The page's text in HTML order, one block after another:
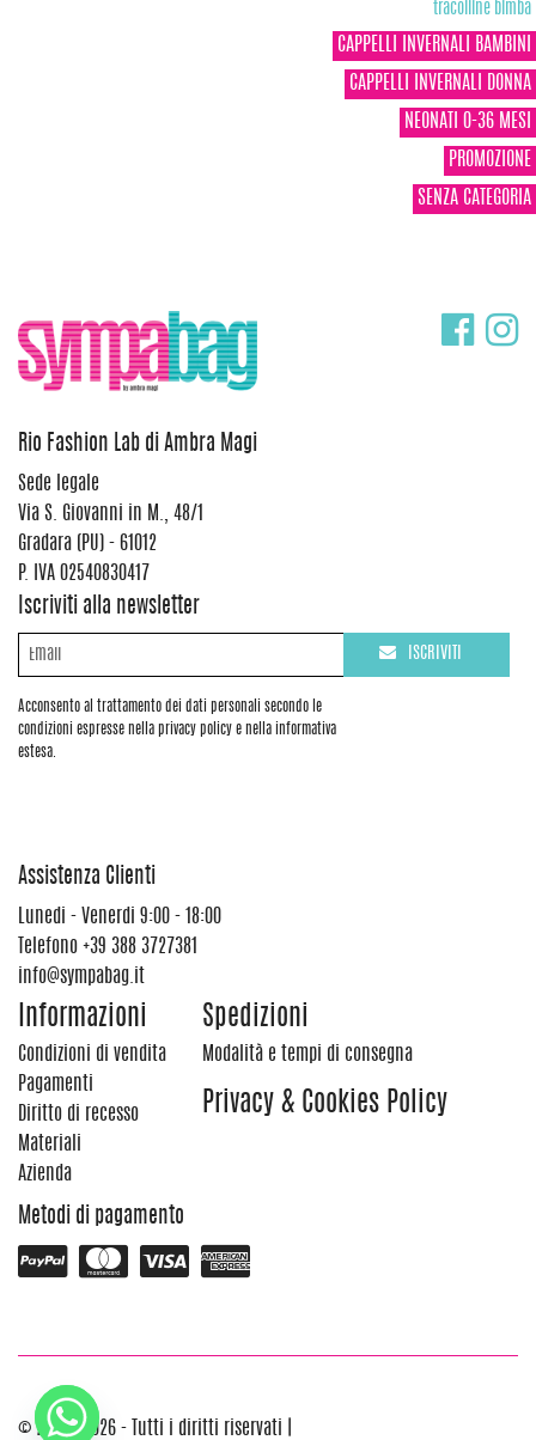
tracolline bimba
CAPPELLI INVERNALI BAMBINI
CAPPELLI INVERNALI DONNA
NEONATI 0-36 MESI
PROMOZIONE
SENZA CATEGORIA
Rio Fashion Lab di Ambra Magi
Sede legale
Via S. Giovanni in M., 48/1
Gradara (PU) - 61012
P. IVA 02540830417
Iscriviti alla newsletter
Acconsento al trattamento dei dati personali secondo le
condizioni espresse nella privacy policy e nella informativa
estesa.
ISCRIVITI
Assistenza Clienti
Lunedi - Venerdi 9:00 - 18:00
Telefono +39 388 3727381
info@sympabag.it
Informazioni
Condizioni di vendita
Pagamenti
Diritto di recesso
Materiali
Azienda
Spedizioni
Modalità e tempi di consegna
Privacy & Cookies Policy
Metodi di pagamento
© 2012 - 2026 - Tutti i diritti riservati |